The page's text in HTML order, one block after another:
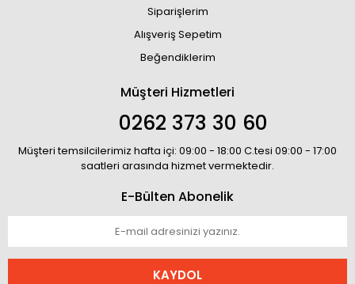
Siparişlerim
Alışveriş Sepetim
Beğendiklerim
Müşteri Hizmetleri
0262 373 30 60
Müşteri temsilcilerimiz hafta içi: 09:00 - 18:00 C.tesi 09:00 - 17:00
saatleri arasında hizmet vermektedir.
E-Bülten Abonelik
KAYDOL